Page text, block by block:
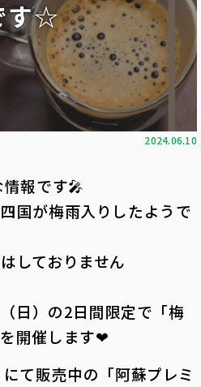
す☆
2024.06.10
報です🎤
国が梅雨入りしたようで
しておりません
日）の2日間限定で「梅
開催します❤
にて販売中の「阿蘇プレミ